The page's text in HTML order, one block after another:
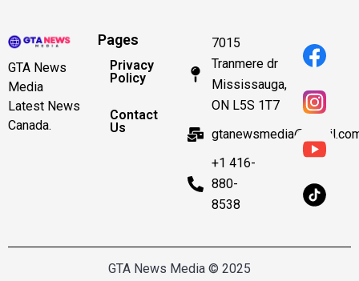
GTA News
Media
Latest News
Canada.
Pages
Privacy
Policy
Contact
Us
7015
Tranmere dr
Mississauga,
ON L5S 1T7
+1 416-
880-
8538
GTA News Media © 2025